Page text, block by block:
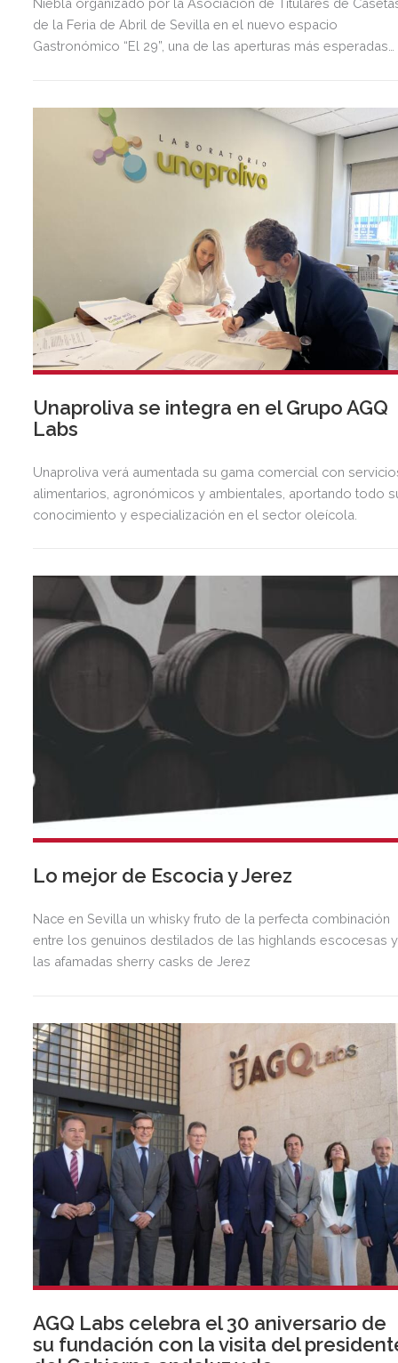
Niebla organizado por la Asociación de Titulares de
de la Feria de Abril de Sevilla en el nuevo espacio
Gastronómico “El 29”, una de las aperturas más esperadas
Unaproliva se integra en el Grupo AGQ
Labs
Unaproliva verá aumentada su gama comercial con
alimentarios, agronómicos y ambientales, aportando todo
conocimiento y especialización en el sector oleícola.
Lo mejor de Escocia y Jerez
Nace en Sevilla un whisky fruto de la perfecta combinación
entre los genuinos destilados de las highlands escocesas y
las afamadas sherry casks de Jerez
AGQ Labs celebra el 30 aniversario de
su fundación con la visita del